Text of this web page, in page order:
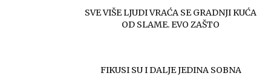
SVE VIŠE LJUDI VRAĆA SE GRADNJI KUĆA
OD SLAME. EVO ZAŠTO
FIKUSI SU I DALJE JEDINA SOBNA